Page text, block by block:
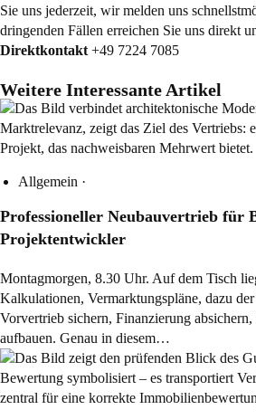
Sie uns jederzeit, wir melden uns
dringenden Fällen erreichen Sie uns direkt
Direktkontakt +49 7224 7085
Weitere Interessante Artikel
Allgemein ·
Professioneller Neubauvertrieb für
Projektentwickler
Montagmorgen, 8.30 Uhr. Auf dem Tisch
Kalkulationen, Vermarktungspläne, dazu
Vorvertrieb sichern, Finanzierung
aufbauen. Genau in diesem…